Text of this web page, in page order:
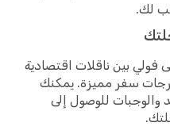
لك.
فولي بين ناقلات اقتصادية
سفر مميزة. يمكنك
والوجبات للوصول إلى